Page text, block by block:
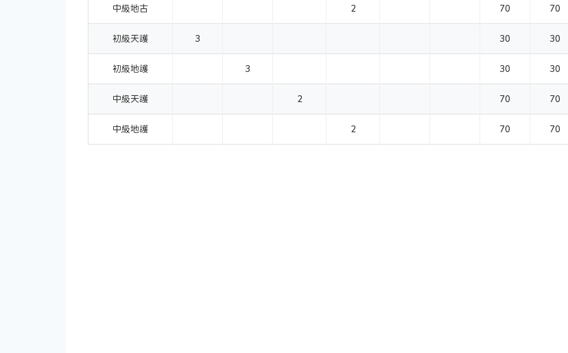
中級地古 2 70 70
初級天護 3 30 30
初級地護 3 30 30
中級天護 2 70 70
中級地護 2 70 70